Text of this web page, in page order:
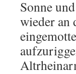
Sonne
wieder an